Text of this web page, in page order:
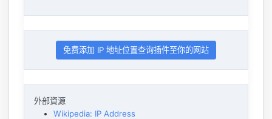
免费添加 IP 地址位置查询插件至你的网站
外部資源
Wikipedia: IP Address